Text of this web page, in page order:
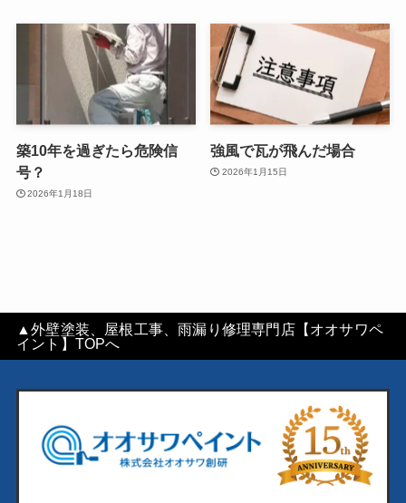
築10年を過ぎたら危険信
号？
2026年1月18日
強風で瓦が飛んだ場合
2026年1月15日
▲外壁塗装、屋根工事、雨漏り修理専門店【オオサワペ
イント】TOPへ